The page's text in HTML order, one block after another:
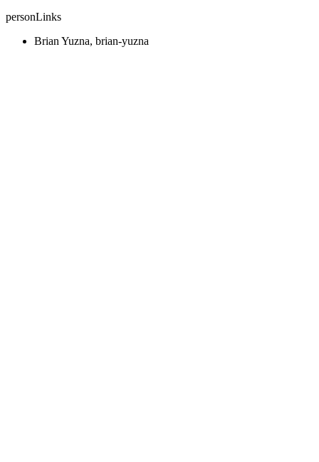
personLinks
Brian Yuzna, brian-yuzna